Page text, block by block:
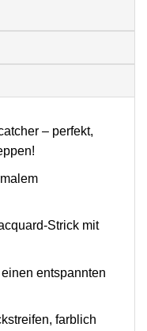
– perfekt,
Strick mit
entspannten
farblich